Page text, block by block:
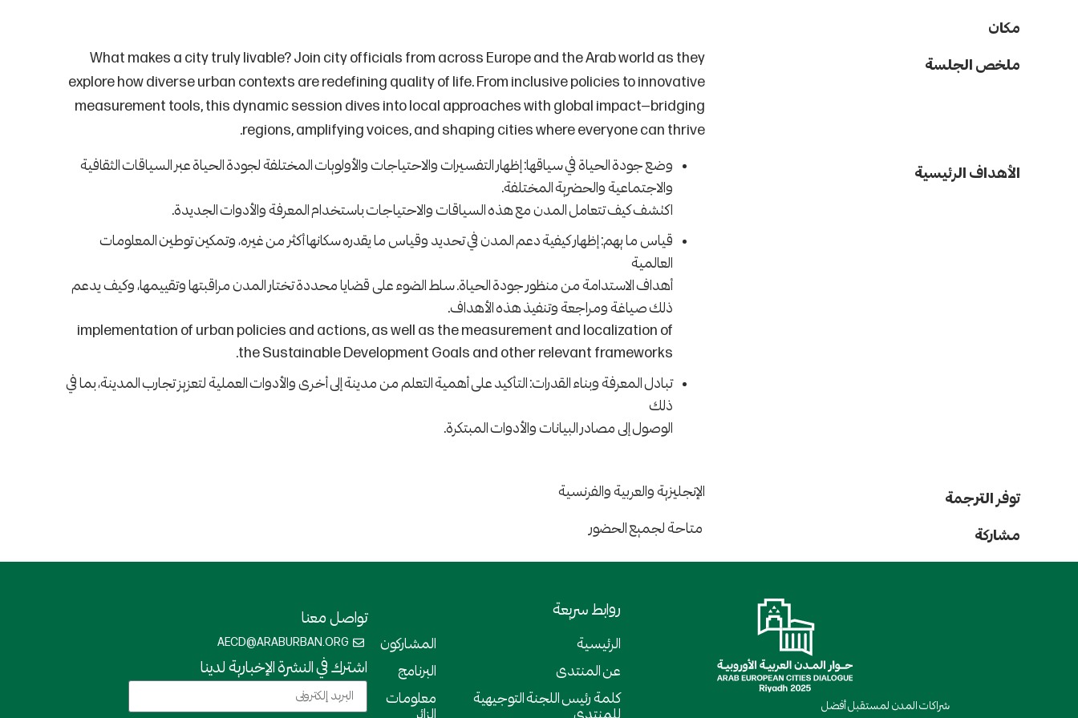
مكان
ملخص الجلسة
What makes a city truly livable? Join city officials from across Europe and the Arab world as they
explore how diverse urban contexts are redefining quality of life. From inclusive policies to innovative
measurement tools, this dynamic session dives into local approaches with global impact—bridging
regions, amplifying voices, and shaping cities where everyone can thrive.
الأهداف الرئيسية
وضع جودة الحياة في سياقها: إظهار التفسيرات والاحتياجات والأولويات المختلفة لجودة الحياة عبر السياقات الثقافية
والاجتماعية والحضرية المختلفة.
اكتشف كيف تتعامل المدن مع هذه السياقات والاحتياجات باستخدام المعرفة والأدوات الجديدة.
قياس ما يهم: إظهار كيفية دعم المدن في تحديد وقياس ما يقدره سكانها أكثر من غيره، وتمكين توطين المعلومات
العالمية
أهداف الاستدامة من منظور جودة الحياة. سلط الضوء على قضايا محددة تختار المدن مراقبتها وتقييمها، وكيف يدعم
ذلك صياغة ومراجعة وتنفيذ هذه الأهداف.
implementation of urban policies and actions, as well as the measurement and localization of
the Sustainable Development Goals and other relevant frameworks.
تبادل المعرفة وبناء القدرات: التأكيد على أهمية التعلم من مدينة إلى أخرى والأدوات العملية لتعزيز تجارب المدينة، بما في
ذلك
الوصول إلى مصادر البيانات والأدوات المبتكرة.
توفر الترجمة الإنجليزية والعربية والفرنسية
مشاركة متاحة لجميع الحضور
شراكات المدن لمستقبل أفضل
روابط سريعة
الرئيسية
عن المنتدى
كلمة رئيس اللجنة التوجيهية
للمنتدى
المشاركون
البرنامج
معلومات
الزائر
تواصل معنا
AECD@ARABURBAN.ORG
اشترك في النشرة الإخبارية لدينا